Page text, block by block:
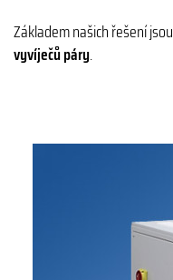
Základem našich řešení jsou
vyvíječů páry.